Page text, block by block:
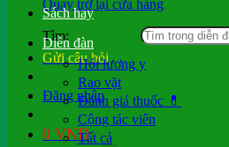
Quay trở lại cửa hàng
Tìm:
Gửi câu hỏi
Đăng nhập
0 VND
Sách hay
Diễn đàn
Hỏi lương y
Rao vặt
Đánh giá thuốc 💊
Cộng tác viên
Tất cả